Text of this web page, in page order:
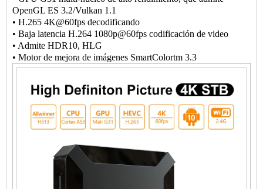
OpenGL ES 3.2/Vulkan 1.1
• H.265 4K@60fps decodificando
• Baja latencia H.264 1080p@60fps codificación de video
• Admite HDR10, HLG
• Motor de mejora de imágenes SmartColortm 3.3